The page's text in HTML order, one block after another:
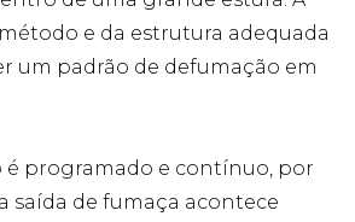
e da estrutura adequada
um padrão de defumação em
é programado e contínuo, por
saída de fumaça acontece